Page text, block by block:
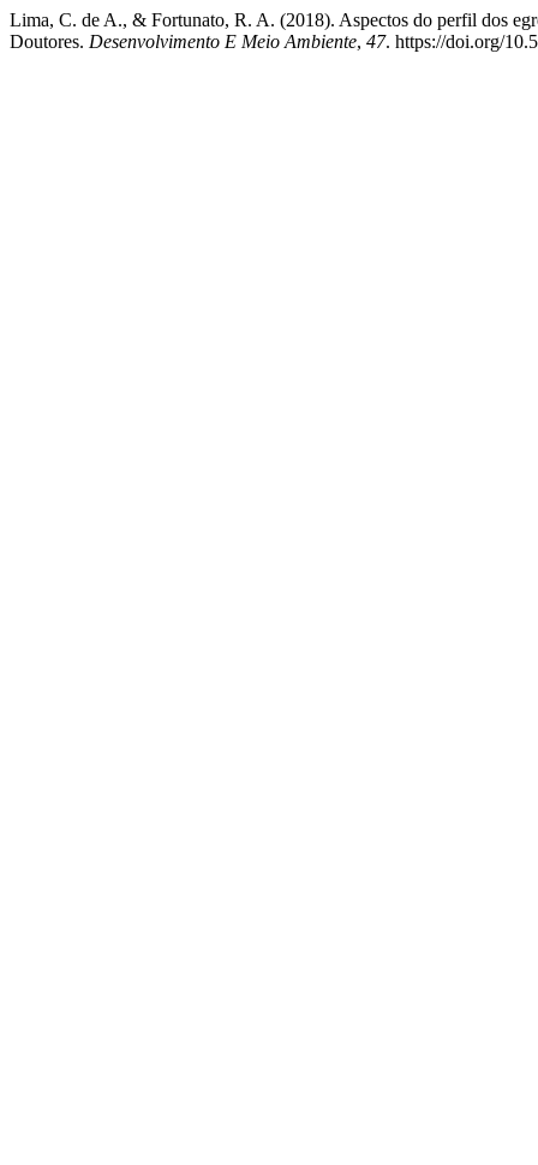
Lima, C. de A., & Fortunato, R. A. (2018). Aspectos do perfil dos
Doutores. Desenvolvimento E Meio Ambiente, 47. https://doi.org/